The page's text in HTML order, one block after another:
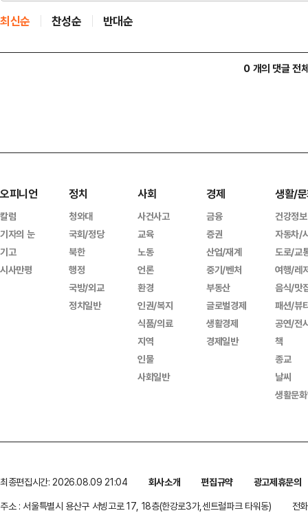
최신순 찬성순 반대순
0 개의 댓글 전
오피니언
칼럼
기자의 눈
기고
시사만평
정치
청와대
국회/정당
북한
행정
국방/외교
정치일반
사회
사건사고
교육
노동
언론
환경
인권/복지
식품/의료
지역
인물
사회일반
경제
금융
증권
산업/재계
중기/벤처
부동산
글로벌경제
생활경제
경제일반
생활/
건강정보
자동차/
도로/교
여행/레
음식/맛
패션/뷰
공연/전
책
종교
날씨
생활문
최종편집시간: 2026.08.09 21:04 회사소개 편집규약
광고제휴문의
주소 : 서울특별시 용산구 서빙고로 17, 18층(한강로3가,센트럴파크 타워동)
전